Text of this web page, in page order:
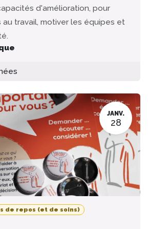
d'amélioration, pour
travail, motiver les équipes et
JANV.
28
de repos (et de soins)